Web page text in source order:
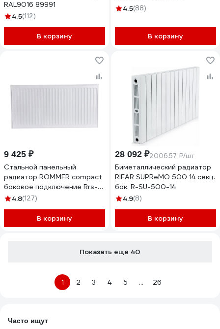
RAL9016 89991
4.5(112)
В корзину
4.5(88)
В корзину
9 425 ₽
Стальной панельный
радиатор ROMMER compact
боковое подключение Rrs-
2010-225100 22/500/1000
4.8(127)
В корзину
28 092 ₽2006.57 ₽/шт
Биметаллический радиатор
RIFAR SUPReMO 500 14 секц.
бок. R-SU-500-14
4.9(8)
В корзину
Показать еще 40
1 2 3 4 5 ... 26
Часто ищут